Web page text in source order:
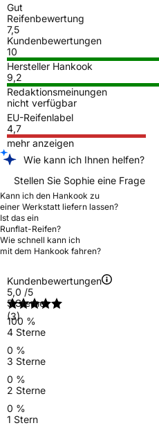
Gut
Reifenbewertung
7,5
Kundenbewertungen
10
Hersteller Hankook
9,2
Redaktionsmeinungen
nicht verfügbar
EU-Reifenlabel
4,7
mehr anzeigen
Wie kann ich Ihnen helfen?
Stellen Sie Sophie eine Frage
Kann ich den Hankook zu
einer Werkstatt liefern lassen?
Ist das ein
Runflat-Reifen?
Wie schnell kann ich
mit dem Hankook fahren?
Kundenbewertungen
5,0 /5
(3)
5 Sterne
100 %
4 Sterne
0 %
3 Sterne
0 %
2 Sterne
0 %
1 Stern